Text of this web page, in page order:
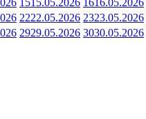
1515.05.2026 1616.05.2026
2222.05.2026 2323.05.2026
2929.05.2026 3030.05.2026